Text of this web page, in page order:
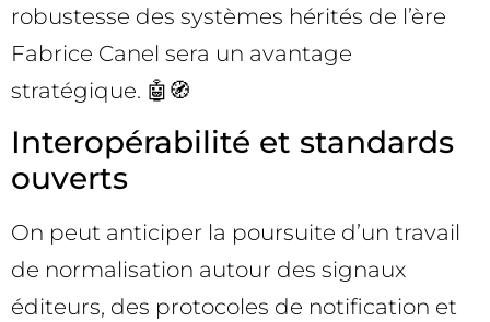
robustesse des systèmes hérités de l’ère
Fabrice Canel sera un avantage
stratégique. 🤖🧭
Interopérabilité et standards
ouverts
On peut anticiper la poursuite d’un travail
de normalisation autour des signaux
éditeurs, des protocoles de notification et